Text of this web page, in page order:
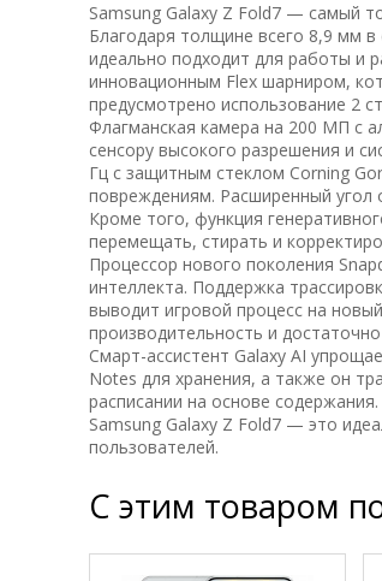
Samsung Galaxy Z Fold7 — самый
Благодаря толщине всего 8,9 мм
идеально подходит для работы и
инновационным Flex шарниром,
предусмотрено использование 2
Флагманская камера на 200 МП с
сенсору высокого разрешения и
Гц с защитным стеклом Corning
повреждениям. Расширенный угол
Кроме того, функция
перемещать, стирать и
Процессор нового поколения
интеллекта. Поддержка
выводит игровой процесс на
производительность и
Смарт-ассистент Galaxy AI
Notes для хранения, а также он
расписании на основе содержания.
Samsung Galaxy Z Fold7 — это
пользователей.
С этим товаром